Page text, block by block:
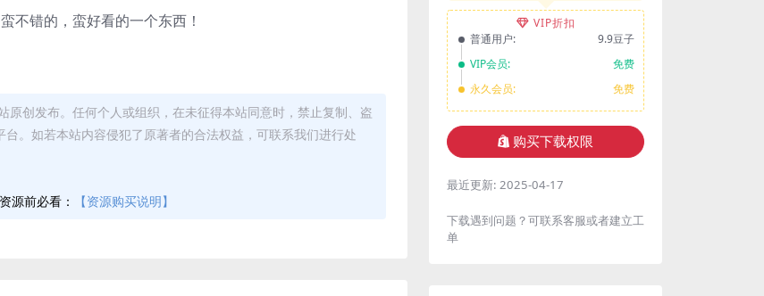
不错的，蛮好看的一个东西！
创发布。任何个人或组织，在未征得本站同意时，禁止复制、盗
。如若本站内容侵犯了原著者的合法权益，可联系我们进行处
源前必看： 【资源购买说明】
VIP折扣
普通用户:
9.9豆子
VIP会员:
免费
永久会员:
免费
购买下载权限
最近更新: 2025-04-17
下载遇到问题？可联系客服或者建立工
单